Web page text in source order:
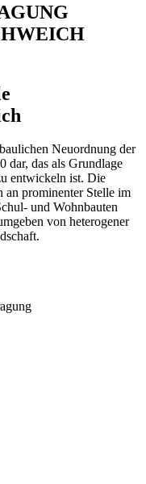
Neuordnung der
dar, das als Grundlage
entwickeln ist. Die
an prominenter Stelle im
und Wohnbauten
von heterogener